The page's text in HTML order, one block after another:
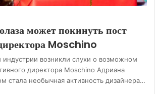
может покинуть пост
Moschino
возникли слухи о возможном
директора Moschino Адриана
стала необычная активность дизайнера…